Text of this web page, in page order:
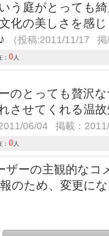
う庭がとっても
化の美しさを感
（投稿:2011/11/17
0人
のとっても贅沢
させてくれる温
06/04 掲載：
0人
ーの主観的なコ
のため、変更に